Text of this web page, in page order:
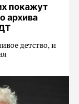
покажут
архива
детство, и